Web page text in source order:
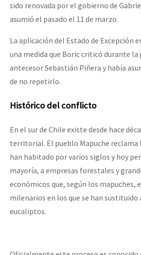
sido renovada por el gobierno de
asumió el pasado el 11 de marzo.
La aplicación del Estado de Excepción
una medida que Boric criticó durante la
antecesorSebastián Piñera y había
de no repetirlo.
Histórico del conflicto
En el sur de Chile existe desde hace
territorial. El pueblo Mapuche reclama
han habitado por varios siglos y hoy
mayoría, a empresas forestales y
económicos que, según los mapuches,
milenarios en los que se han
eucaliptos.